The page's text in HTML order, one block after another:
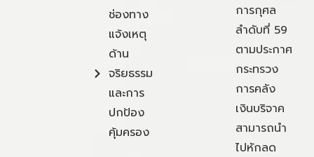
ช่องทาง
แจ้งเหตุ
ด้าน
จริยธรรม
และการ
ปกป้อง
คุ้มครอง
การกุศล
ลำดับที่ 59
ตามประกาศ
กระทรวง
การคลัง
เงินบริจาค
สามารถนำ
ไปหักลด